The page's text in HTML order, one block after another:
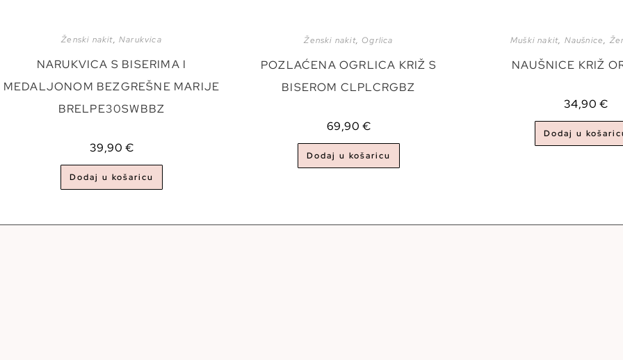
Ženski nakit, Narukvica
NARUKVICA S BISERIMA I
MEDALJONOM BEZGREŠNE MARIJE
BRELPE30SWBBZ
39,90 €
Dodaj u košaricu
Ženski nakit, Ogrlica
POZLAĆENA OGRLICA KRIŽ S
BISEROM CLPLCRGBZ
69,90 €
Dodaj u košaricu
Muški nakit, Naušnice,
NAUŠNICE KRIŽ
34,90 €
Dodaj u